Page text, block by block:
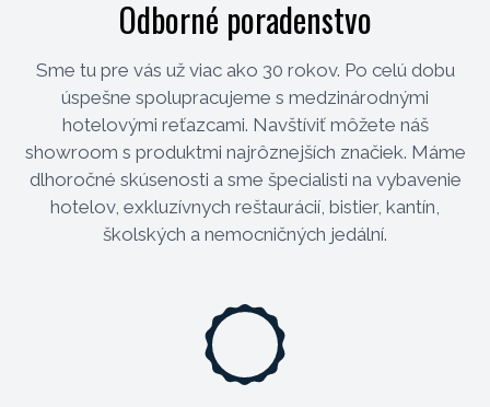
Odborné poradenstvo
Sme tu pre vás už viac ako 30 rokov. Po celú dobu
úspešne spolupracujeme s medzinárodnými
hotelovými reťazcami. Navštíviť môžete náš
showroom s produktmi najrôznejších značiek. Máme
dlhoročné skúsenosti a sme špecialisti na vybavenie
hotelov, exkluzívnych reštaurácií, bistier, kantín,
školských a nemocničných jedální.